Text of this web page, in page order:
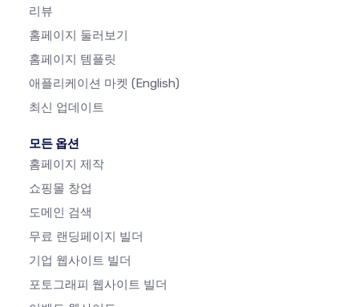
리뷰
홈페이지 둘러보기
홈페이지 템플릿
애플리케이션 마켓 (English)
최신 업데이트
모든 옵션
홈페이지 제작
쇼핑몰 창업
도메인 검색
무료 랜딩페이지 빌더
기업 웹사이트 빌더
포토그래피 웹사이트 빌더